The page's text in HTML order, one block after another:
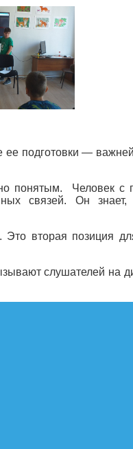
подготовки —
понятым. Человек с
связей. Он
вторая позиция
слушателей на